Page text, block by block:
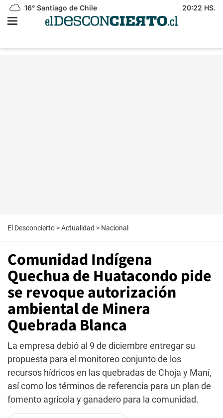
16° Santiago de Chile 20:22 HS.
El Desconcierto >Actualidad > Nacional
Comunidad Indígena
Quechua de Huatacondo pide
se revoque autorización
ambiental de Minera
Quebrada Blanca
La empresa debió al 9 de diciembre entregar su
propuesta para el monitoreo conjunto de los
recursos hídricos en las quebradas de Choja y Maní,
así como los términos de referencia para un plan de
fomento agrícola y ganadero para la comunidad.